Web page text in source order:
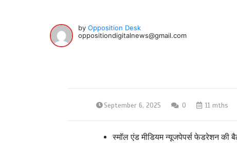
by Opposition Desk
oppositiondigitalnews@gmail.com
September 6, 2025 0 11 mths
स्मॉल एंड मीडियम न्यूजपेपर्स फेडरेशन की